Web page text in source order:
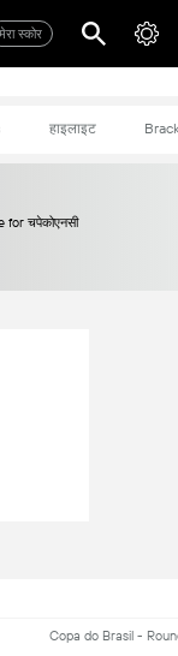
मेरा स्कोर
हाइलाइट
for चपेकोएनसी
Copa do Brasil -